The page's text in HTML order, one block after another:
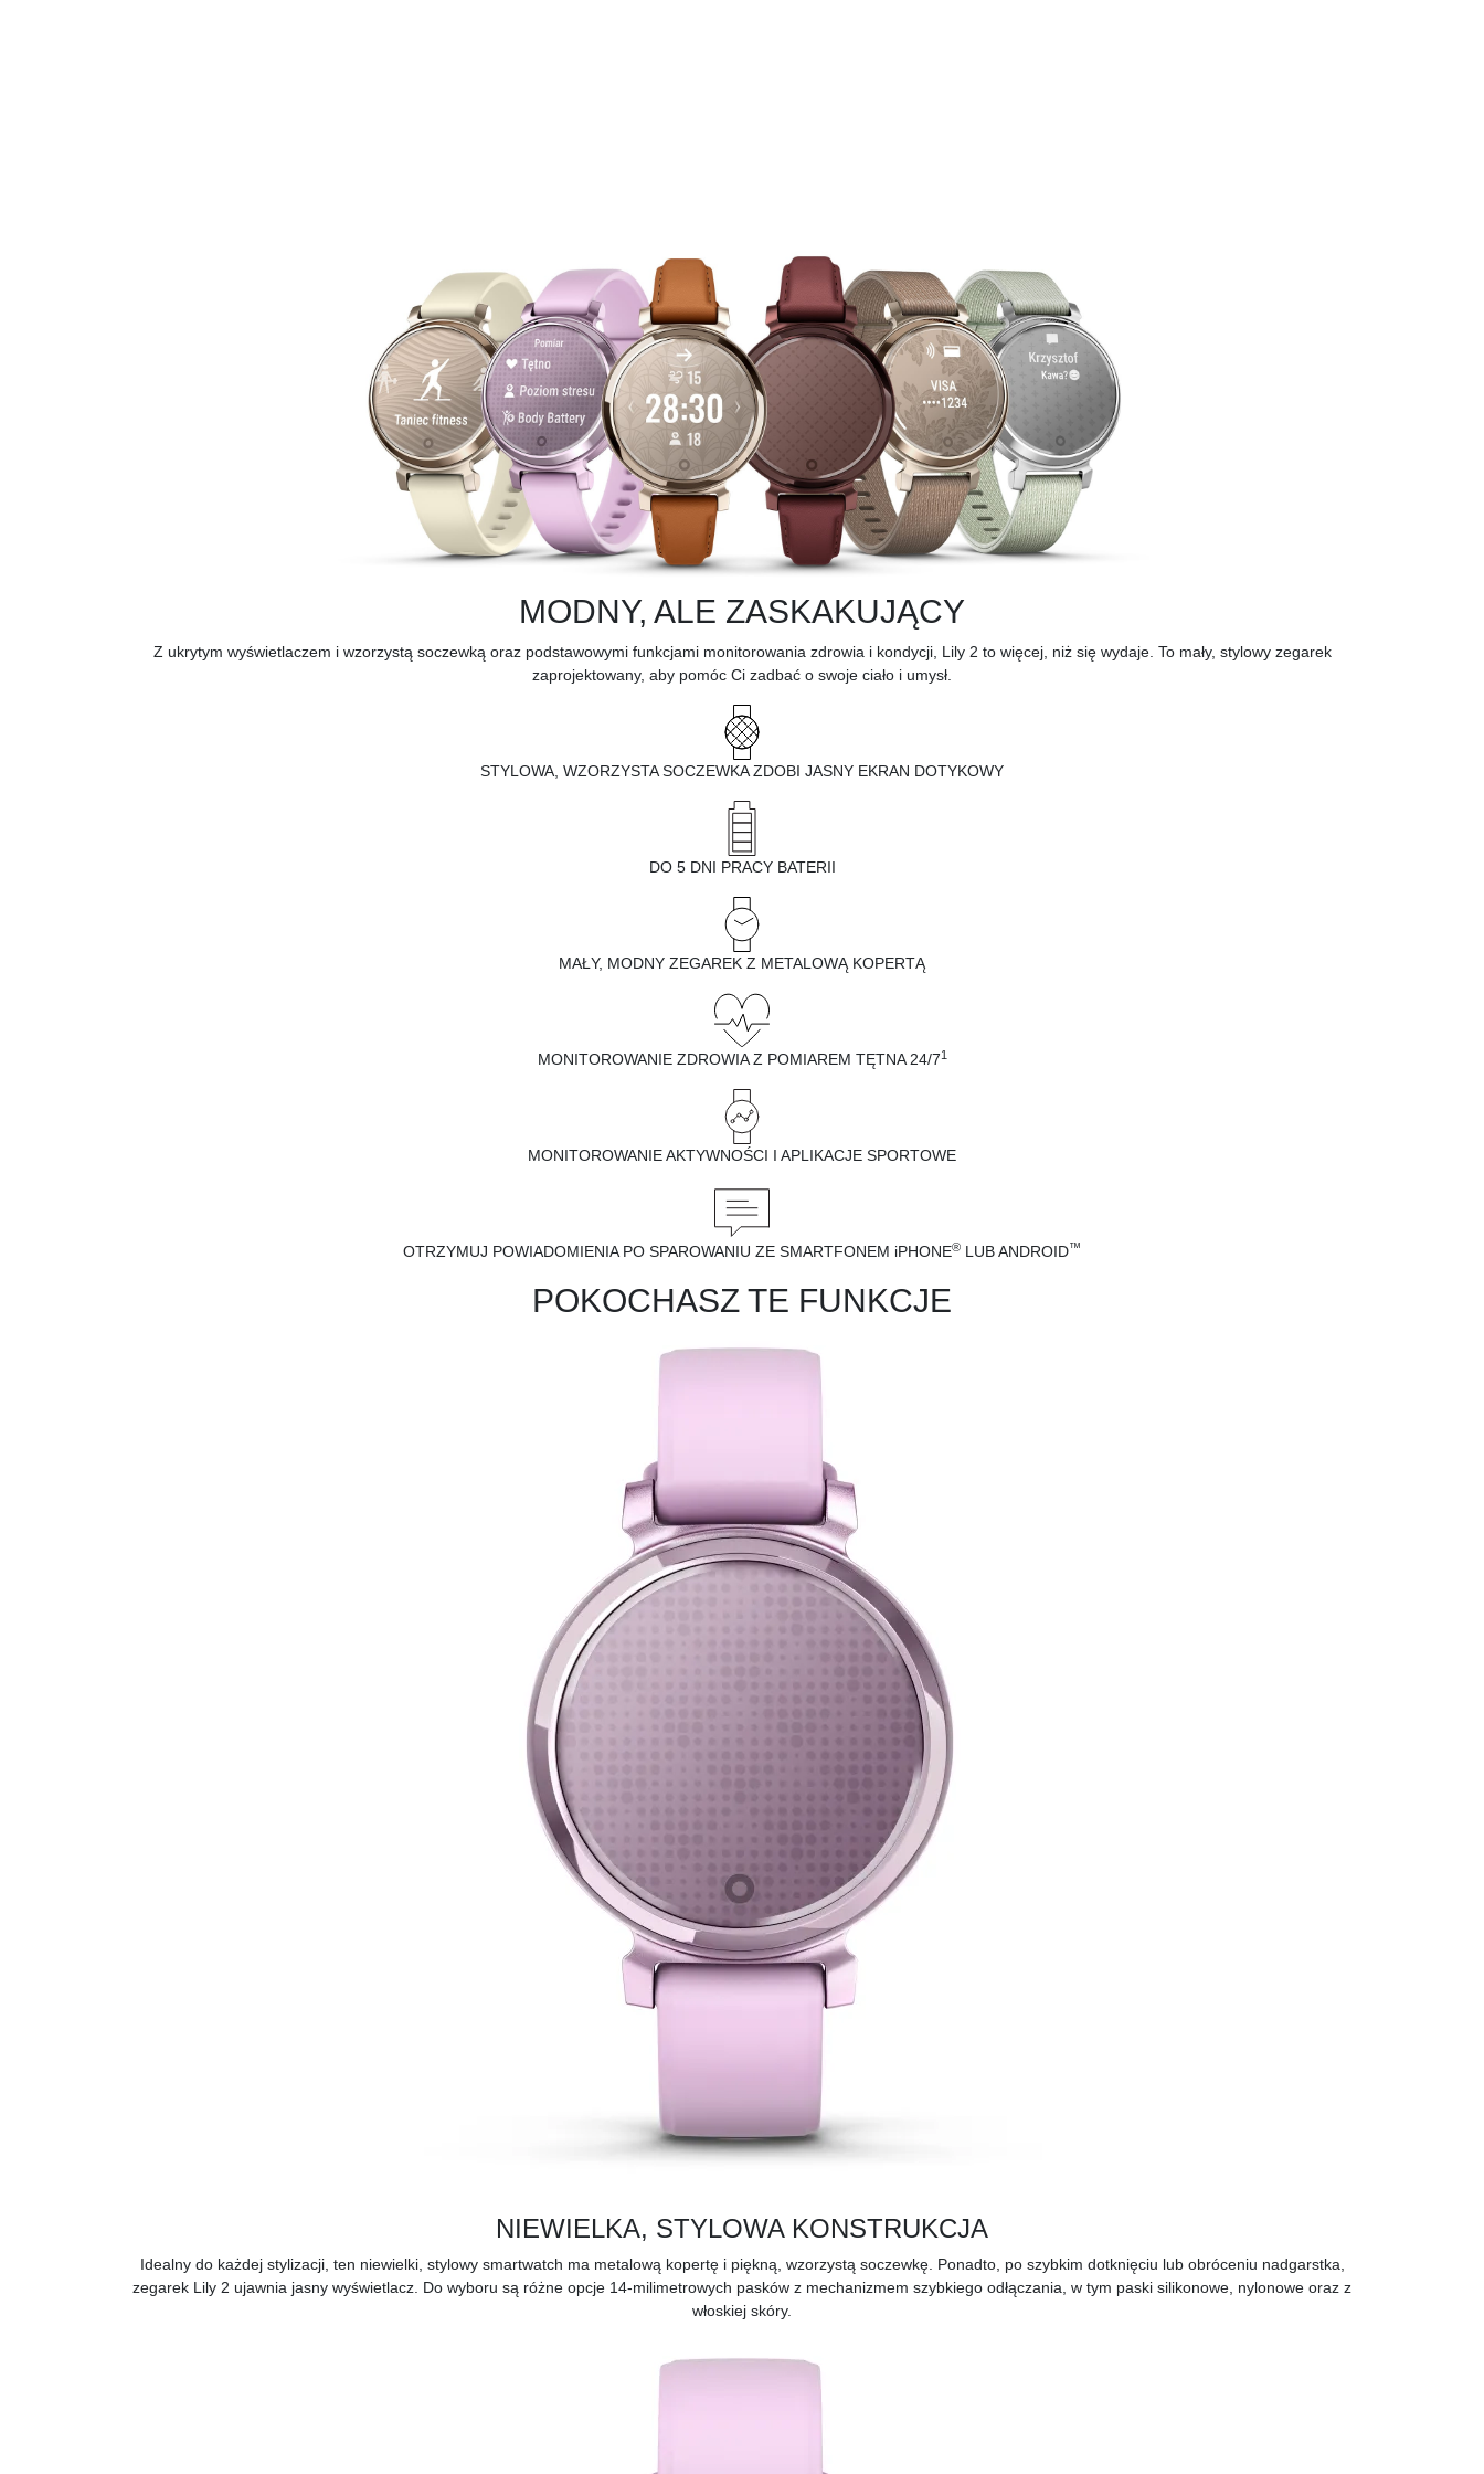
MODNY, ALE ZASKAKUJĄCY
Z ukrytym wyświetlaczem i wzorzystą soczewką oraz podstawowymi funkcjami monitorowania zdrowia i kondycji, Lily 2 to więcej, niż się wydaje. To mały, stylowy zegarek
zaprojektowany, aby pomóc Ci zadbać o swoje ciało i umysł.
STYLOWA, WZORZYSTA SOCZEWKA ZDOBI JASNY EKRAN DOTYKOWY
DO 5 DNI PRACY BATERII
MAŁY, MODNY ZEGAREK Z METALOWĄ KOPERTĄ
MONITOROWANIE ZDROWIA Z POMIAREM TĘTNA 24/71
MONITOROWANIE AKTYWNOŚCI I APLIKACJE SPORTOWE
OTRZYMUJ POWIADOMIENIA PO SPAROWANIU ZE SMARTFONEM iPHONE® LUB ANDROID™
POKOCHASZ TE FUNKCJE
NIEWIELKA, STYLOWA KONSTRUKCJA
Idealny do każdej stylizacji, ten niewielki, stylowy smartwatch ma metalową kopertę i piękną, wzorzystą soczewkę. Ponadto, po szybkim dotknięciu lub obróceniu nadgarstka,
zegarek Lily 2 ujawnia jasny wyświetlacz. Do wyboru są różne opcje 14-milimetrowych pasków z mechanizmem szybkiego odłączania, w tym paski silikonowe, nylonowe oraz z
włoskiej skóry.